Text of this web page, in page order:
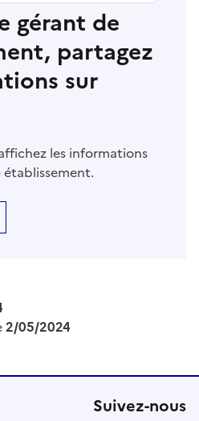
gérant de
partagez
sur
les informations
2/05/2024
Suivez-nous